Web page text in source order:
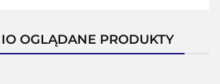
OGLĄDANE PRODUKTY